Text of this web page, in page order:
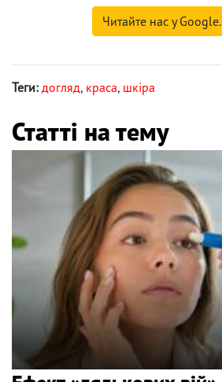
Читайте нас у
Теги: догляд, краса, шкіра
Статті на тему